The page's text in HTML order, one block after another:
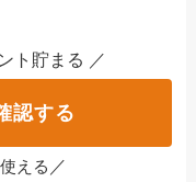
ト貯まる ／
認する
える ／